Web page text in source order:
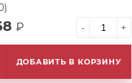
₽ - +
ДОБАВИТЬ В КОРЗИНУ